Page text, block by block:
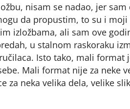
nisam se nadao, jer sam
da propustim, to su i moji
izložbama, ali sam ove
u stalnom raskoraku
Isto tako, mali format
Mali format nije za neke
za neka velika dela, velike